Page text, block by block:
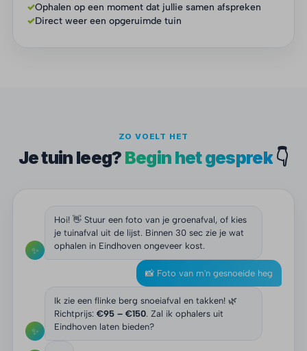
✓Ophalen op een moment dat jullie samen afspreken
✓Direct weer een opgeruimde tuin
ZO VOELT HET
Je tuin leeg? Begin het gesprek👇
✨
Hoi! 👋 Stuur een foto van je groenafval, of kies
je tuinafval uit de lijst. Binnen 30 sec zie je wat
ophalen in Eindhoven ongeveer kost.
📸 Foto van m'n gesnoeide heg
✨
Ik zie een flinke berg snoeiafval en takken! 🌿
Richtprijs: €95 – €150. Zal ik ophalers uit
Eindhoven laten bieden?